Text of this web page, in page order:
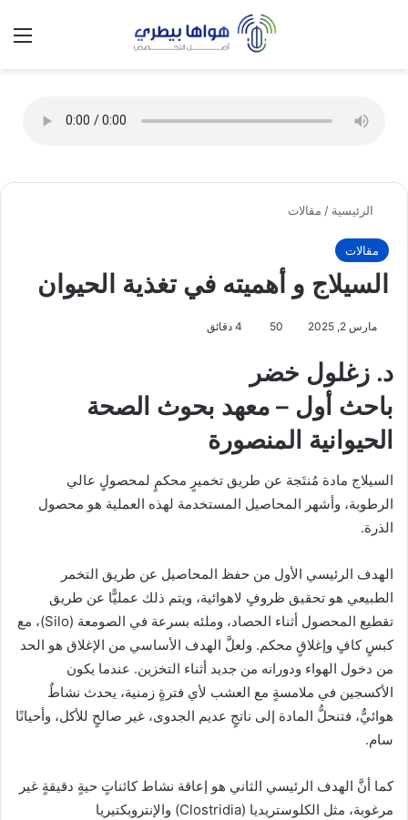
الوضع
الرئيسية / مقالات
مقالات
السيلاج و أهميته في تغذية الحيوان
مارس 2, 2025 50
د. زغلول خضر
باحث أول – معهد بحوث الصحة
الحيوانية المنصورة
السيلاج مادة مُنتَجة عن طريق تخميرٍ محكمٍ لمحصولٍ عالي
الرطوبة، وأشهر المحاصيل المستخدمة لهذه العملية هو محصول
الذرة.
الهدف الرئيسي الأول من حفظ المحاصيل عن طريق التخمر
الطبيعي هو تحقيق ظروفٍ لاهوائية، ويتم ذلك عمليًّا عن طريق
تقطيع المحصول أثناء الحصاد، وملئه بسرعة في الصومعة (Silo)، مع
كبسٍ كافٍ وإغلاقٍ محكم. ولعلَّ الهدف الأساسي من الإغلاق هو الحد
من دخول الهواء ودورانه من جديد أثناء التخزين. عندما يكون
الأكسجين في ملامسةٍ مع العشب لأي فترةٍ زمنية، يحدث نشاطٌ
هوائيٌّ، فتنحلُّ المادة إلى ناتجٍ عديم الجدوى، غير صالحٍ للأكل، وأحيانًا
سام.
كما أنَّ الهدف الرئيسي الثاني هو إعاقة نشاط كائناتٍ حيةٍ دقيقةٍ غير
مرغوبة، مثل الكلوستريديا (Clostridia) والإنتروبكتيريا